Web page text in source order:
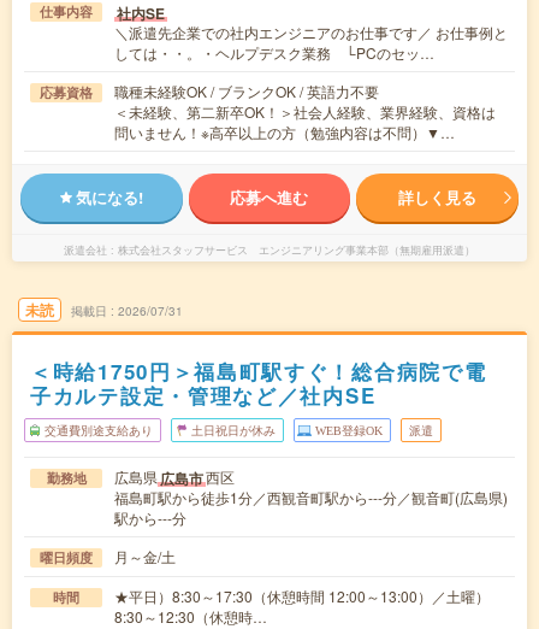
仕事内容 社内SE
＼派遣先企業での社内エンジニアのお仕事です／ お仕事例と
しては・・。・ヘルプデスク業務 └PCのセッ…
応募資格
職種未経験OK / ブランクOK / 英語力不要
＜未経験、第二新卒OK！＞社会人経験、業界経験、資格は
問いません！※高卒以上の方（勉強内容は不問）▼…
気になる! 応募へ進む 詳しく見る
派遣会社 株式会社スタッフサービス エンジニアリング事業本部（無期雇用派遣）
未読 掲載日 2026/07/31
＜時給1750円＞福島町駅すぐ！総合病院で電
子カルテ設定・管理など／社内SE
交通費別途支給あり 土日祝日が休み WEB登録OK 派遣
勤務地 広島県広島市西区
福島町駅から徒歩1分／西観音町駅から---分／観音町(広島県)
駅から---分
曜日頻度 月～金/土
時間
★平日）8:30～17:30（休憩時間 12:00～13:00）／土曜）
8:30～12:30（休憩時…